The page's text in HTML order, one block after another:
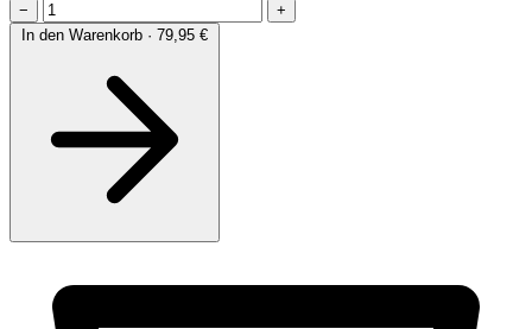
−
+
In den Warenkorb · 79,95 €